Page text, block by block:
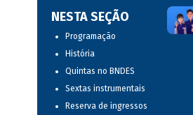
NESTA SEÇÃO
Programação
História
Quintas no BNDES
Sextas instrumentais
Reserva de ingressos